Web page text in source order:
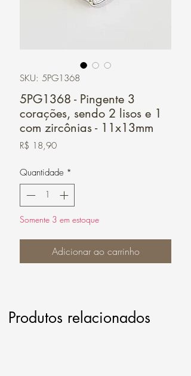
SKU: 5PG1368
5PG1368 - Pingente 3
corações, sendo 2 lisos e 1
com zircônias - 11x13mm
R$ 18,90Preço
Quantidade *
Somente 3 em estoque
Adicionar ao carrinho
Produtos relacionados